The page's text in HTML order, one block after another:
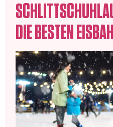
DIE BESTEN